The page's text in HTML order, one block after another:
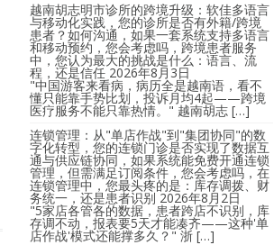
越南胡志明市诊所的跨境升级：软佳多语言
与移动化实践，您的诊所是否有外籍/跨境
患者？如何沟通，如果一套系统支持多语言
和移动预约，您会考虑吗，跨境患者服务
中，您认为最大的挑战是什么：语言、流
程，还是信任 2026年8月3日
"中国游客来看病，病历全是越南语，看不
懂只能靠手势比划，投诉月均4起——跨境
医疗服务不能只靠热情。" 越南胡志 […]
连锁管理：从"单店作战"到"集团协同"的数
字化转型，您的连锁门诊是否实现了数据互
通与供应链协同，如果系统能免费开通连锁
管理，但需满足订阅条件，您会考虑吗，在
连锁管理中，您最头疼的是：库存调拨、财
务统一，还是患者识别 2026年8月2日
"5家店各管各的数据，患者跨店不识别，库
存调不动，报表要5天才能凑齐——这种'单
店作战'模式还能撑多久？" 浙 […]